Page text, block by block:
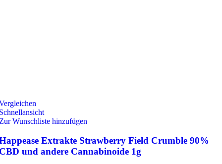
Wunschliste hinzufügen
Extrakte Strawberry Field Crumble 90%
und andere Cannabinoide 1g